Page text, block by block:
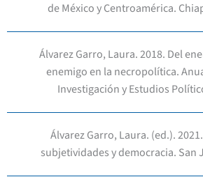
de México y Centroamérica.
Álvarez Garro, Laura. 2018. Del
enemigo en la necropolítica.
Investigación y Estudios
Álvarez Garro, Laura. (ed.).
subjetividades y democracia. San